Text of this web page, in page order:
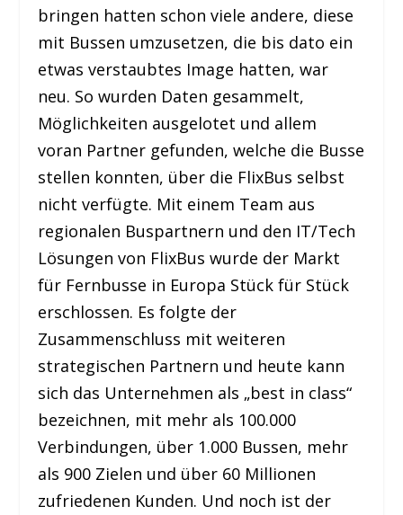
bringen hatten schon viele andere, diese
mit Bussen umzusetzen, die bis dato ein
etwas verstaubtes Image hatten, war
neu. So wurden Daten gesammelt,
Möglichkeiten ausgelotet und allem
voran Partner gefunden, welche die Busse
stellen konnten, über die FlixBus selbst
nicht verfügte. Mit einem Team aus
regionalen Buspartnern und den IT/Tech
Lösungen von FlixBus wurde der Markt
für Fernbusse in Europa Stück für Stück
erschlossen. Es folgte der
Zusammenschluss mit weiteren
strategischen Partnern und heute kann
sich das Unternehmen als „best in class“
bezeichnen, mit mehr als 100.000
Verbindungen, über 1.000 Bussen, mehr
als 900 Zielen und über 60 Millionen
zufriedenen Kunden. Und noch ist der